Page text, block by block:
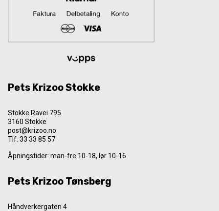
Pets Krizoo Stokke
Stokke Ravei 795
3160 Stokke
post@krizoo.no
Tlf: 33 33 85 57
Åpningstider: man-fre 10-18, lør 10-16
Pets Krizoo Tønsberg
Håndverkergaten 4